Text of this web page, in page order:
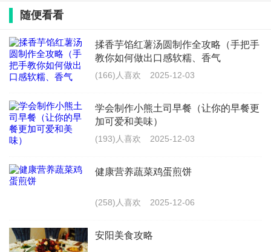
料清爽可口，蔬菜的天然鲜味与调料的咸香融合，
为喜爱清淡口味的食客提供了丰富的选择。
减肥期间可以吃猪肉炒菜吗_减肥能吃
炒瘦肉吗
螺蛳肉韭菜的做法大全_家常螺蛳肉炒
芋头炒脆皮肉怎么炒好吃窍门_香脆芋
随便看看
揉香芋馅红薯汤圆制作全攻略（手把手
教你如何做出口感软糯、香气
(166)人喜欢 2025-12-03
学会制作小熊土司早餐（让你的早餐更
加可爱和美味）
(193)人喜欢 2025-12-03
健康营养蔬菜鸡蛋煎饼
(258)人喜欢 2025-12-06
安阳美食攻略